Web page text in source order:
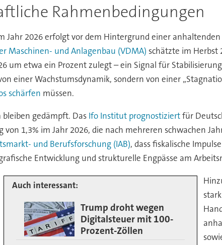
Rahmenbedingungen
Jahr 2026 erfolgt vor dem Hintergrund einer
Maschinen- und Anlagenbau (VDMA) schätzte im Herbst
um etwa ein Prozent zulegt – ein Signal für
einer Wachstumsdynamik, sondern von einer
schärfen müssen.
gedämpft. Das Ifo Institut prognostiziertfür
1,3% im Jahr 2026, die nach mehreren schwachen
und Berufsforschung (IAB), dass fiskalische
Entwicklung und strukturelle Engpässe am
Auch interessant:
Trump droht wegen
Digitalsteuer mit 100-
Prozent-Zöllen